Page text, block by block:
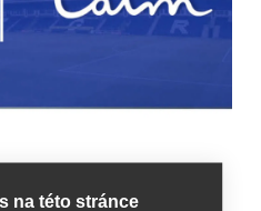
na této stránce